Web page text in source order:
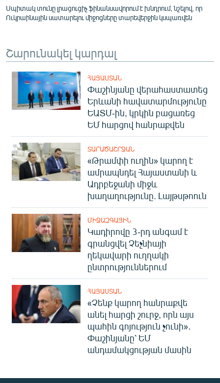
Սպիտակ տունը լրացուցիչ ֆինանսավորում է խնդրում, նշելով, որ
Ուկրաինային սատարելու միջոցները տարեվերջին կսպառվեն
Շարունակել կարդալ
ՀԱՅԱՍՏԱՆ
Փաշինյանը վերահաստատեց
Երևանի հավատարմությունը
ԵԱՏՄ-ին, կրկին բացառեց
ԵՄ հարցով հանրաքվեն
ՏԱՐԱԾԱՇՐՋԱՆ
«Թրամփի ուղին» կարող է
ամրապնդել Հայաստանի և
Ադրբեջանի միջև
խաղաղությունը. Լայթսթոուն
ՄԻՋԱԶԳԱՅԻՆ
Կադիրովը 3-րդ անգամ է
գրանցվել Չեչնիայի
ղեկավարի ուղղակի
ընտրություններում
ՀԱՅԱՍՏԱՆ
«Չենք կարող հանրաքվե
անել հարցի շուրջ, որն այս
պահին գոյություն չունի»․
Փաշինյանը՝ ԵՄ
անդամակցության մասին